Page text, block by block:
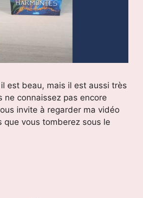
est beau, mais il est aussi très
ne connaissez pas encore
invite à regarder ma vidéo
que vous tomberez sous le